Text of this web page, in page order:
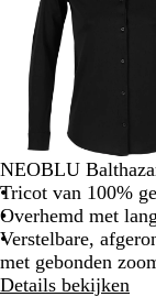
te
om
te
NEOBLU
Tricot van 100%
Overhemd met
Verstelbare,
met gebonden
Details bekijken